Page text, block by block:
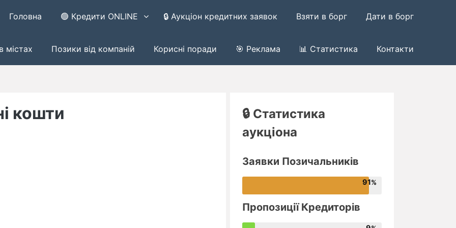
Головна 🟢 Кредити ONLINE 🔒 Аукціон кредитних заявок Взяти в борг Дати в борг
містах Позики від компаній Корисні поради 🎯 Реклама 📊 Статистика Контакти
кошти
🔒 Статистика
аукціона
Заявки Позичальників
91
Пропозиції Кредиторів